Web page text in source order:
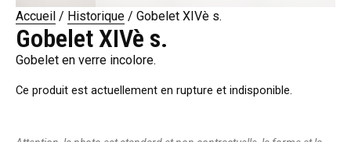
Accueil / Historique / Gobelet XIVè s.
Gobelet XIVè s.
Gobelet en verre incolore.
Ce produit est actuellement en rupture et indisponible.